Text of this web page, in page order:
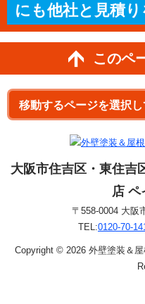
にも他社と見積
このペ
大阪市住吉区・東住吉
店 ペ
〒558-0004 大阪
TEL:0120-70-
Copyright © 2026 外壁塗装＆